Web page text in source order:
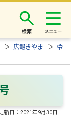
検索
＞広報きやま ＞令
新日：2021年9月30日